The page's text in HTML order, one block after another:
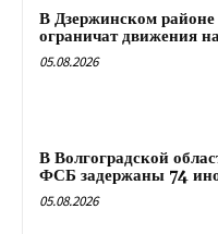
В Дзержинском районе
ограничат движения
05.08.2026
В Волгоградской
ФСБ задержаны 74
05.08.2026